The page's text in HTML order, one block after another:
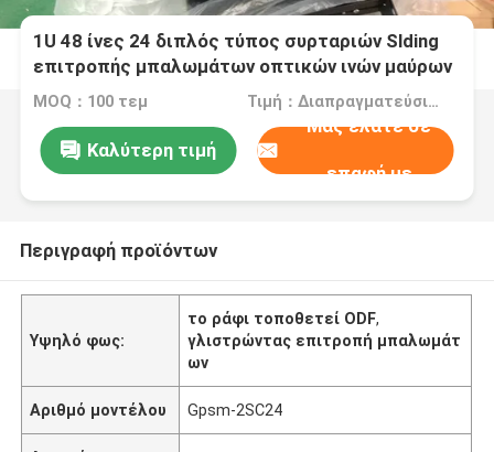
1U 48 ίνες 24 διπλός τύπος συρταριών Slding
επιτροπής μπαλωμάτων οπτικών ινών μαύρων
κουτιών Sc λιμένων
MOQ：100 τεμ Τιμή：Διαπραγματεύσιμα
Καλύτερη τιμή
Μας ελάτε σε
επαφή με
Περιγραφή προϊόντων
Υψηλό φως:
το ράφι τοποθετεί ODF,
γλιστρώντας επιτροπή μπαλωμάτ
ων
Αριθμό μοντέλου Gpsm-2SC24